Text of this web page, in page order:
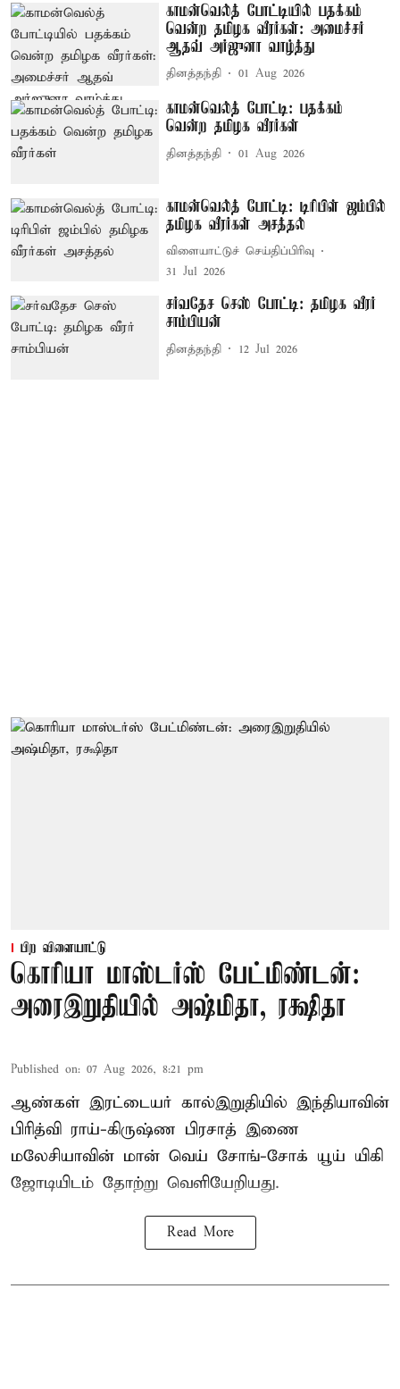
காமன்வெல்த் போட்டியில் பதக்கம்
வென்ற தமிழக வீரர்கள்: அமைச்சர்
ஆதவ் அர்ஜுனா வாழ்த்து
தினத்தந்தி 01 Aug 2026
காமன்வெல்த் போட்டி: பதக்கம்
வென்ற தமிழக வீரர்கள்
தினத்தந்தி 01 Aug 2026
காமன்வெல்த் போட்டி: டிரிபிள் ஜம்பில்
தமிழக வீரர்கள் அசத்தல்
விளையாட்டுச் செய்திப்பிரிவு
31 Jul 2026
சர்வதேச செஸ் போட்டி: தமிழக வீரர்
சாம்பியன்
தினத்தந்தி 12 Jul 2026
பிற விளையாட்டு
கொரியா மாஸ்டர்ஸ் பேட்மிண்டன்:
அரைஇறுதியில் அஷ்மிதா, ரக்ஷிதா
Published on: 07 Aug 2026, 8:21 pm
ஆண்கள் இரட்டையர் கால்இறுதியில் இந்தியாவின்
பிரித்வி ராய்-கிருஷ்ண பிரசாத் இணை
மலேசியாவின் மான் வெய் சோங்-சோக் யூய் யிகி
ஜோடியிடம் தோற்று வெளியேறியது.
Read More